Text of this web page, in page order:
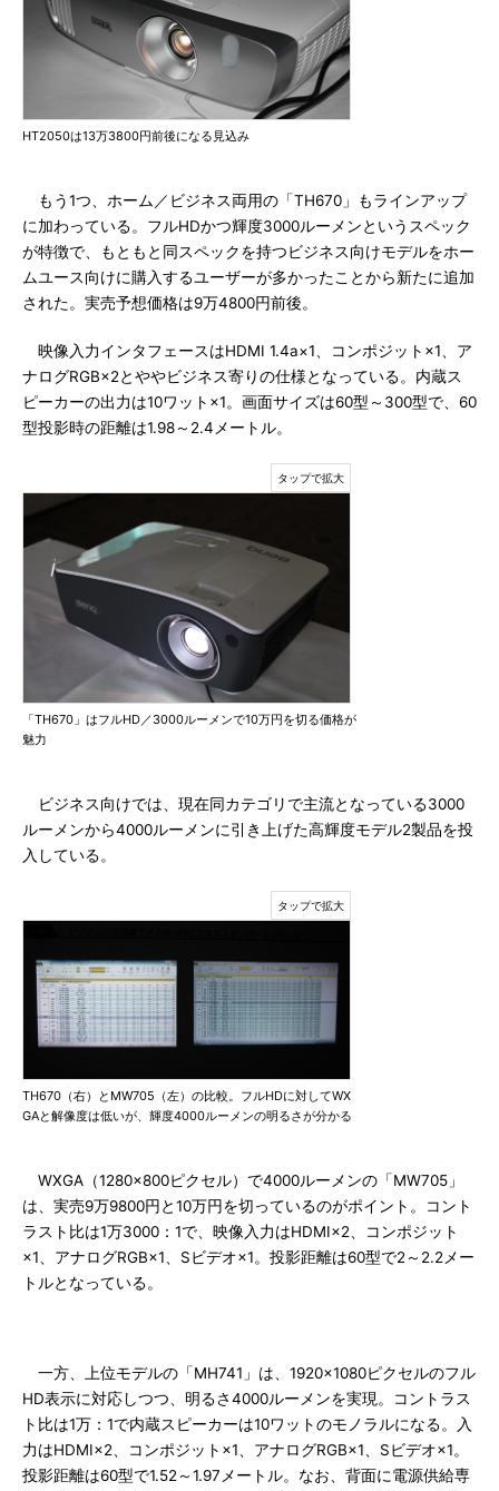
HT2050は13万3800円前後になる見込み
もう1つ、ホーム／ビジネス両用の「TH670」もラインアップ
に加わっている。フルHDかつ輝度3000ルーメンというスペック
が特徴で、もともと同スペックを持つビジネス向けモデルをホー
ムユース向けに購入するユーザーが多かったことから新たに追加
された。実売予想価格は9万4800円前後。
映像入力インタフェースはHDMI 1.4a×1、コンポジット×1、ア
ナログRGB×2とややビジネス寄りの仕様となっている。内蔵ス
ピーカーの出力は10ワット×1。画面サイズは60型～300型で、60
型投影時の距離は1.98～2.4メートル。
「TH670」はフルHD／3000ルーメンで10万円を切る価格が
魅力
ビジネス向けでは、現在同カテゴリで主流となっている3000
ルーメンから4000ルーメンに引き上げた高輝度モデル2製品を投
入している。
TH670（右）とMW705（左）の比較。フルHDに対してWX
GAと解像度は低いが、輝度4000ルーメンの明るさが分かる
WXGA（1280×800ピクセル）で4000ルーメンの「MW705」
は、実売9万9800円と10万円を切っているのがポイント。コント
ラスト比は1万3000：1で、映像入力はHDMI×2、コンポジット
×1、アナログRGB×1、Sビデオ×1。投影距離は60型で2～2.2メー
トルとなっている。
一方、上位モデルの「MH741」は、1920×1080ピクセルのフル
HD表示に対応しつつ、明るさ4000ルーメンを実現。コントラス
ト比は1万：1で内蔵スピーカーは10ワットのモノラルになる。入
力はHDMI×2、コンポジット×1、アナログRGB×1、Sビデオ×1。
投影距離は60型で1.52～1.97メートル。なお、背面に電源供給専